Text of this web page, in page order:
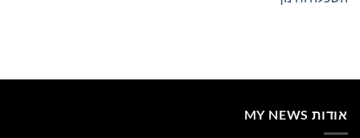
אודות MY NEWS